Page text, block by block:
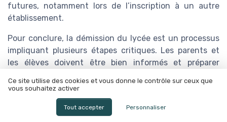
futures, notamment lors de l’inscription à un autre
établissement.
Pour conclure, la démission du lycée est un processus
impliquant plusieurs étapes critiques. Les parents et
les élèves doivent être bien informés et préparer
impacts négatifs sur l’éducation de l’enfant. Le
soutien d’experts, des modèles de lettres bien conçus,
et une bonne communication avec l’établissement sont
Ce site utilise des cookies et vous donne le contrôle sur ceux que
vous souhaitez activer
Tout accepter Personnaliser